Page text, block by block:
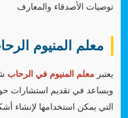
توصيات الأصدقاء والمعارف
معلم المنيوم
يعتبر معلم المنيوم في الرحاب
ويساعد في تقديم استشارات
التي يمكن استخدامها لإنشاء